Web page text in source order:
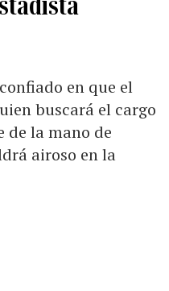
en que el
buscará el cargo
de la mano de
airoso en la